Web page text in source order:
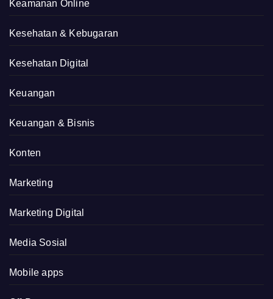
Keamanan Online
Kesehatan & Kebugaran
Kesehatan Digital
Keuangan
Keuangan & Bisnis
Konten
Marketing
Marketing Digital
Media Sosial
Mobile apps